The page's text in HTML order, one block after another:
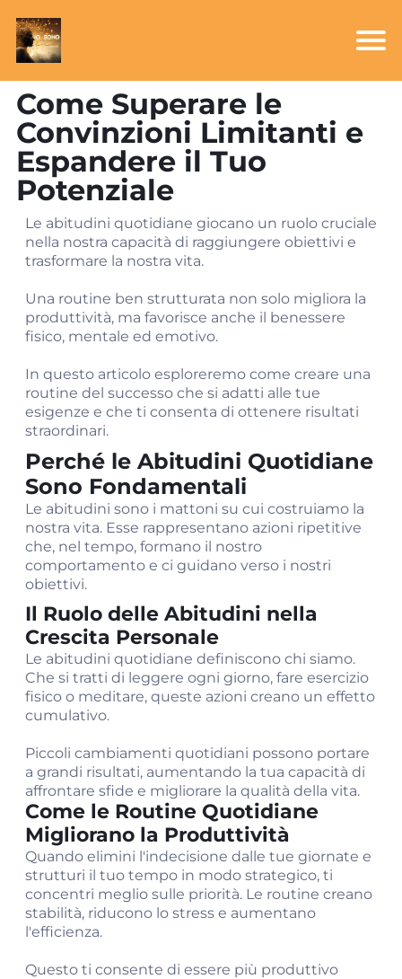
Come Superare le
Convinzioni Limitanti e
Espandere il Tuo
Potenziale
Le abitudini quotidiane giocano un ruolo cruciale
nella nostra capacità di raggiungere obiettivi e
trasformare la nostra vita.
Una routine ben strutturata non solo migliora la
produttività, ma favorisce anche il benessere
fisico, mentale ed emotivo.
In questo articolo esploreremo come creare una
routine del successo che si adatti alle tue
esigenze e che ti consenta di ottenere risultati
straordinari.
Perché le Abitudini Quotidiane
Sono Fondamentali
Le abitudini sono i mattoni su cui costruiamo la
nostra vita. Esse rappresentano azioni ripetitive
che, nel tempo, formano il nostro
comportamento e ci guidano verso i nostri
obiettivi.
Il Ruolo delle Abitudini nella
Crescita Personale
Le abitudini quotidiane definiscono chi siamo.
Che si tratti di leggere ogni giorno, fare esercizio
fisico o meditare, queste azioni creano un effetto
cumulativo.
Piccoli cambiamenti quotidiani possono portare
a grandi risultati, aumentando la tua capacità di
affrontare sfide e migliorare la qualità della vita.
Come le Routine Quotidiane
Migliorano la Produttività
Quando elimini l'indecisione dalle tue giornate e
strutturi il tuo tempo in modo strategico, ti
concentri meglio sulle priorità. Le routine creano
stabilità, riducono lo stress e aumentano
l'efficienza.
Questo ti consente di essere più produttivo